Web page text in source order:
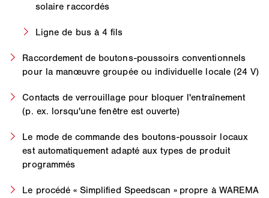
solaire raccordés
Ligne de bus à 4 fils
Raccordement de boutons-poussoirs conventionnels
pour la manœuvre groupée ou individuelle locale (24 V)
Contacts de verrouillage pour bloquer l'entraînement
(p. ex. lorsqu'une fenêtre est ouverte)
Le mode de commande des boutons-poussoir locaux
est automatiquement adapté aux types de produit
programmés
Le procédé « Simplified Speedscan » propre à WAREMA